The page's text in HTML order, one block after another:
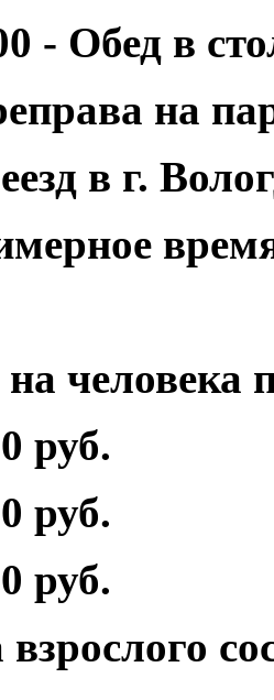
- Обед в
на
в г.
человека
руб.
руб.
руб.